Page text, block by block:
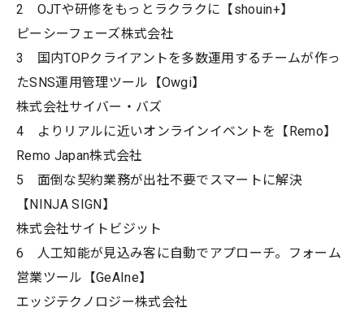
2 OJTや研修をもっとラクラクに【shouin+】
ピーシーフェーズ株式会社
3 国内TOPクライアントを多数運用するチームが作っ
たSNS運用管理ツール【Owgi】
株式会社サイバー・バズ
4 よりリアルに近いオンラインイベントを【Remo】
Remo Japan株式会社
5 面倒な契約業務が出社不要でスマートに解決
【NINJA SIGN】
株式会社サイトビジット
6 人工知能が見込み客に自動でアプローチ。フォーム
営業ツール【GeAIne】
エッジテクノロジー株式会社